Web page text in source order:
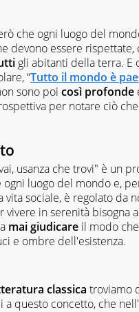
che ogni luogo del
devono essere rispettate,
gli abitanti della terra. E
“Tutto il mondo è
sono poi così profonde
per notare ciò
usanza che trovi" è un
ogni luogo del mondo e,
vita sociale, è regolato da
vivere in serenità bisogna
mai giudicare il modo
e ombre dell'esistenza.
classica troviamo
a questo concetto, che